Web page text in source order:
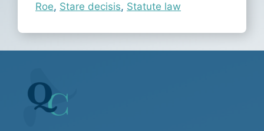
Roe, Stare decisis, Statute law